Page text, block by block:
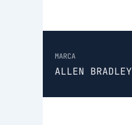
MARCA
ALLEN BRADLEY